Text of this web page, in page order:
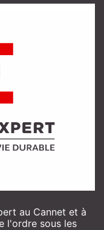
au Cannet et à
l'ordre sous les